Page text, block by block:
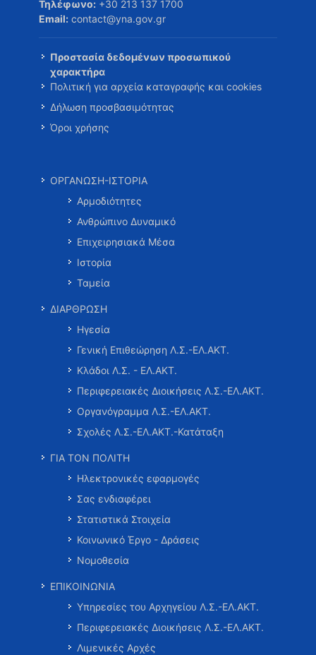
Τηλέφωνο: +30 213 137 1700
Email: contact@yna.gov.gr
Προστασία δεδομένων προσωπικού
χαρακτήρα
Πολιτική για αρχεία καταγραφής και cookies
Δήλωση προσβασιμότητας
Όροι χρήσης
ΟΡΓΑΝΩΣΗ-ΙΣΤΟΡΙΑ
Αρμοδιότητες
Ανθρώπινο Δυναμικό
Επιχειρησιακά Μέσα
Ιστορία
Ταμεία
ΔΙΑΡΘΡΩΣΗ
Ηγεσία
Γενική Επιθεώρηση Λ.Σ.-ΕΛ.ΑΚΤ.
Κλάδοι Λ.Σ. - ΕΛ.ΑΚΤ.
Περιφερειακές Διοικήσεις Λ.Σ.-ΕΛ.ΑΚΤ.
Οργανόγραμμα Λ.Σ.-ΕΛ.ΑΚΤ.
Σχολές Λ.Σ.-ΕΛ.ΑΚΤ.-Κατάταξη
ΓΙΑ ΤΟΝ ΠΟΛΙΤΗ
Ηλεκτρονικές εφαρμογές
Σας ενδιαφέρει
Στατιστικά Στοιχεία
Κοινωνικό Έργο - Δράσεις
Νομοθεσία
ΕΠΙΚΟΙΝΩΝΙΑ
Υπηρεσίες του Αρχηγείου Λ.Σ.-ΕΛ.ΑΚΤ.
Περιφερειακές Διοικήσεις Λ.Σ.-ΕΛ.ΑΚΤ.
Λιμενικές Αρχές